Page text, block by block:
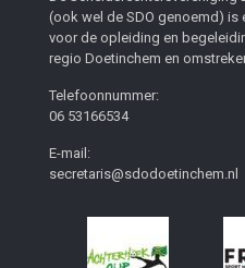
(ook wel de SDO genoemd) is
voor de opleiding en
regio Doetinchem en
Telefoonnummer:
06 53166534
E-mail:
secretaris@sdodoetinchem.nl